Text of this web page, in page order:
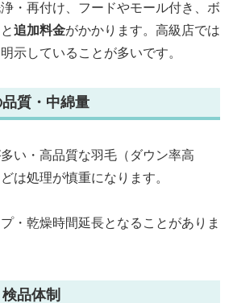
・再付け、フードやモール付き、ボ
追加料金がかかります。高級店では
示していることが多いです。
質・中綿量
い・高品質な羽毛（ダウン率高
は処理が慎重になります。
・乾燥時間延長となることがありま
品体制